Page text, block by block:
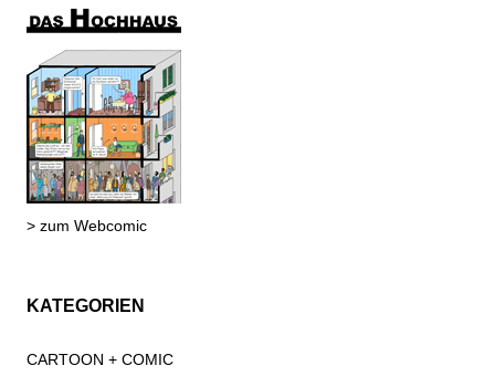
> zum Webcomic
KATEGORIEN
CARTOON + COMIC